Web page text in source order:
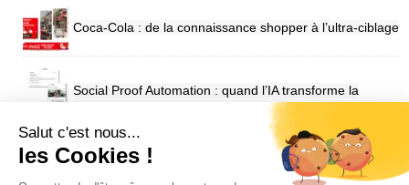
Salut c'est nous...
les Cookies !
Coca-Cola : de la connaissance shopper à l’ultra-ciblage
Social Proof Automation : quand l’IA transforme la
SUIVEZ VIUZ SUR